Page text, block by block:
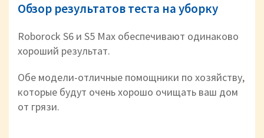
Обзор результатов теста на уборку
Roborock S6 и S5 Max обеспечивают одинаково
хороший результат.
Обе модели-отличные помощники по хозяйству,
которые будут очень хорошо очищать ваш дом
от грязи.